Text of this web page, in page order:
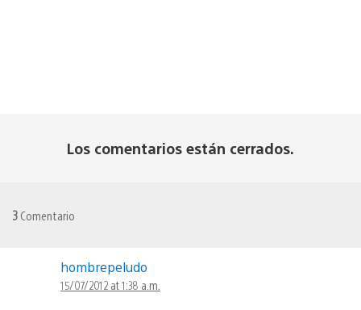
Los comentarios están cerrados.
3 Comentario
hombrepeludo
15/07/2012 at 1:38 a.m.